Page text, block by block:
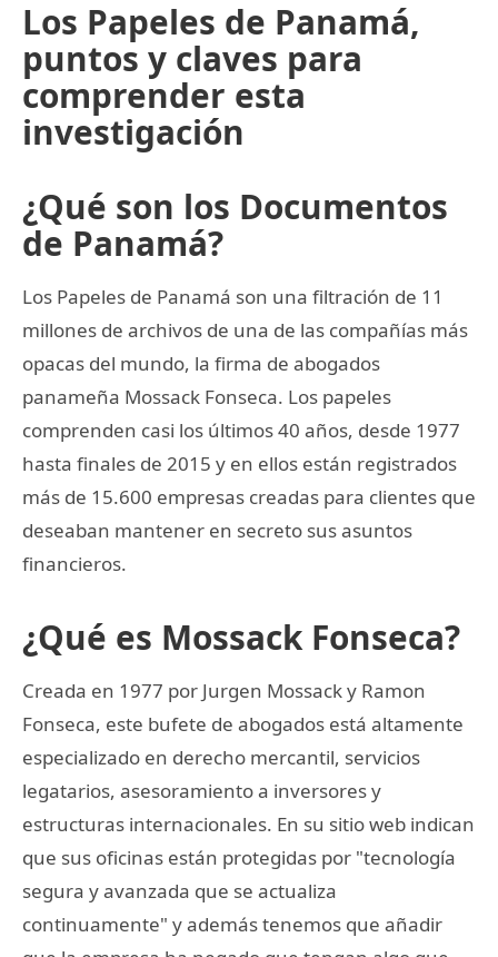
Los Papeles de Panamá,
puntos y claves para
comprender esta
investigación
¿Qué son los Documentos
de Panamá?
Los Papeles de Panamá son una filtración de 11
millones de archivos de una de las compañías más
opacas del mundo, la firma de abogados
panameña Mossack Fonseca. Los papeles
comprenden casi los últimos 40 años, desde 1977
hasta finales de 2015 y en ellos están registrados
más de 15.600 empresas creadas para clientes que
deseaban mantener en secreto sus asuntos
financieros.
¿Qué es Mossack Fonseca?
Creada en 1977 por Jurgen Mossack y Ramon
Fonseca, este bufete de abogados está altamente
especializado en derecho mercantil, servicios
legatarios, asesoramiento a inversores y
estructuras internacionales. En su sitio web indican
que sus oficinas están protegidas por "tecnología
segura y avanzada que se actualiza
continuamente" y además tenemos que añadir